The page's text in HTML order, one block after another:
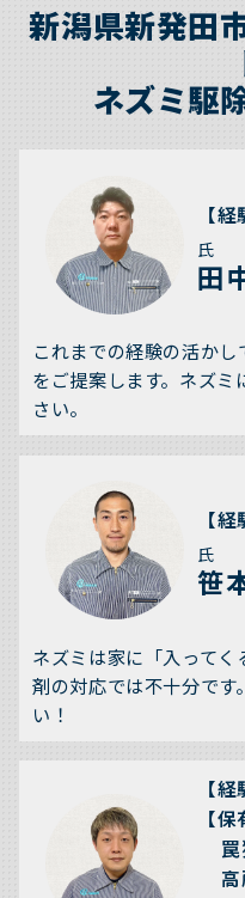
新潟県新発田
ネズミ駆
【
氏
田
これまでの経験の活か
をご提案します。ネズ
さい。
【
氏
笹
ネズミは家に「入って
剤の対応では不十分です
い！
【
【